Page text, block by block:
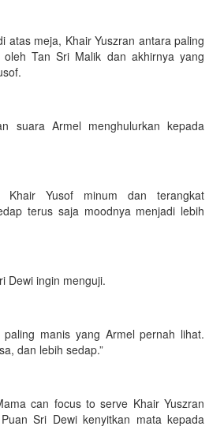
atas meja, Khair Yuszran antara paling
oleh Tan Sri Malik dan akhirnya yang
suara Armel menghulurkan kepada
Khair Yusof minum dan terangkat
terus saja moodnya menjadi lebih
Dewi ingin menguji.
paling manis yang Armel pernah lihat.
dan lebih sedap.”
can focus to serve Khair Yuszran
Sri Dewi kenyitkan mata kepada